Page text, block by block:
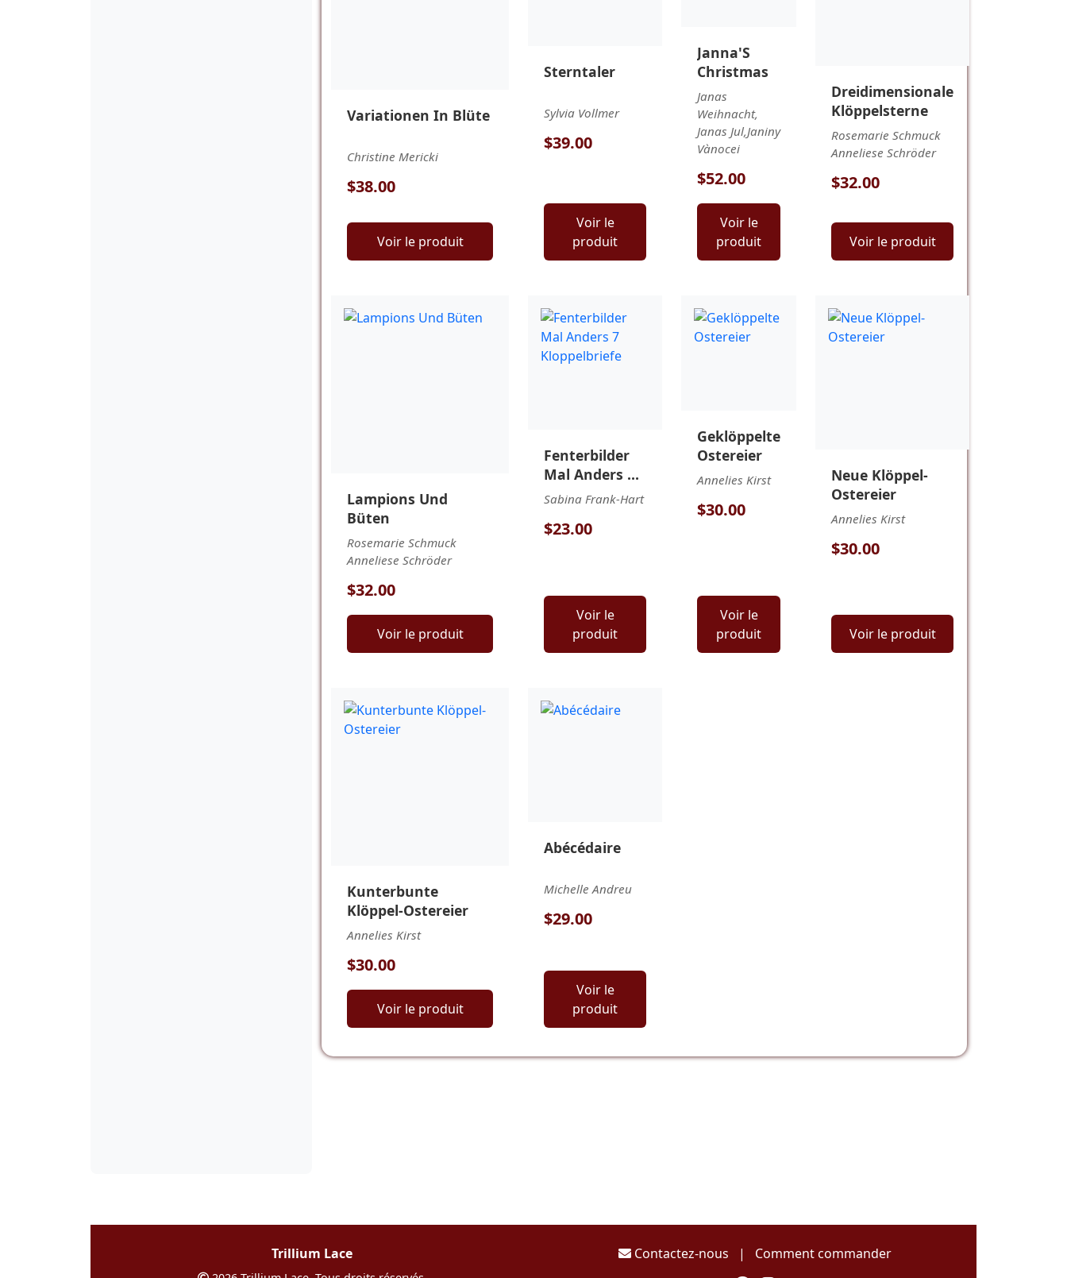
Variationen In Blüte
Christine Mericki
$38.00
Voir le produit
Sterntaler
Sylvia Vollmer
$39.00
Voir le
produit
Janna'S
Christmas
Janas
Weihnacht,
Janas Jul,Janiny
Vànocei
$52.00
Voir le
produit
Dreidimensionale
Klöppelsterne
Rosemarie Schmuck
Anneliese Schröder
$32.00
Voir le produit
Lampions Und
Büten
Rosemarie Schmuck
Anneliese Schröder
$32.00
Voir le produit
Fenterbilder
Mal Anders 7
Kloppelbriefe
Sabina Frank-Hart
$23.00
Voir le
produit
Geklöppelte
Ostereier
Annelies Kirst
$30.00
Voir le
produit
Neue Klöppel-
Ostereier
Annelies Kirst
$30.00
Voir le produit
Kunterbunte
Klöppel-Ostereier
Annelies Kirst
$30.00
Voir le produit
Abécédaire
Michelle Andreu
$29.00
Voir le
produit
Trillium Lace Contactez-nous | Comment commander